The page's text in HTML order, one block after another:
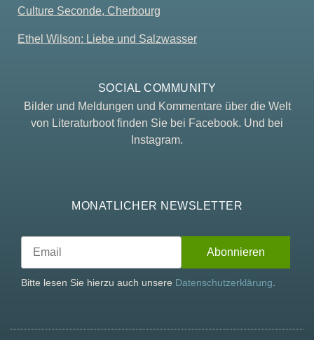
Culture Seconde, Cherbourg
Ethel Wilson: Liebe und Salzwasser
SOCIAL COMMUNITY
Bilder und Meldungen und Kommentare über die Welt
von Literaturboot finden Sie bei Facebook. Und bei
Instagram.
MONATLICHER NEWSLETTER
Bitte lesen Sie hierzu auch unsere Datenschutzerklärung